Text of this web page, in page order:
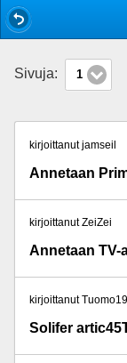
Sivuja: 1
kirjoittanut jamseil
kirjoittanut ZeiZei
Annetaan TV-
kirjoittanut
Solifer